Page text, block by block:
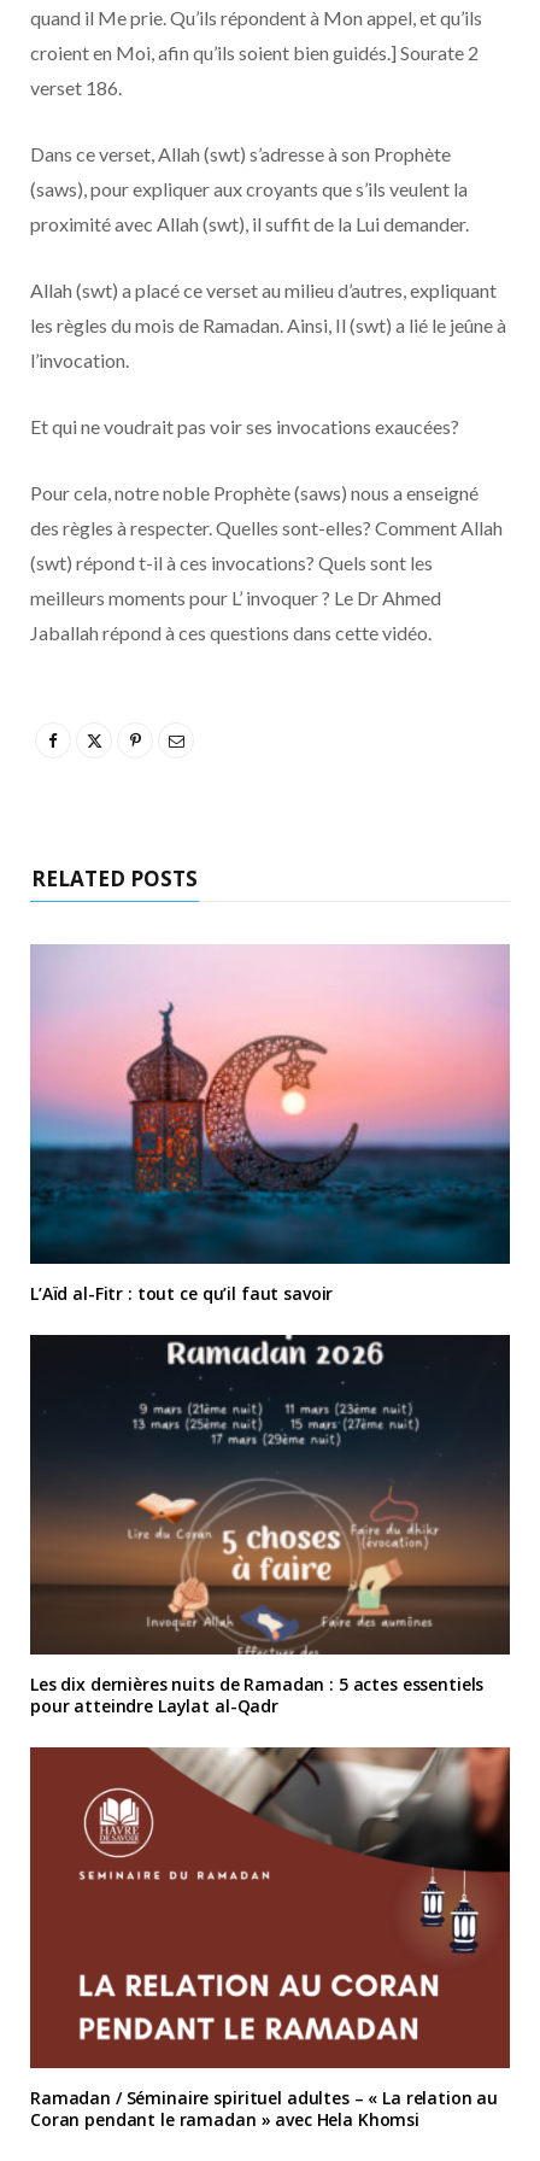
quand il Me prie. Qu’ils répondent à Mon appel, et qu’ils
croient en Moi, afin qu’ils soient bien guidés.] Sourate 2
verset 186.
Dans ce verset, Allah (swt) s’adresse à son Prophète
(saws), pour expliquer aux croyants que s’ils veulent la
proximité avec Allah (swt), il suffit de la Lui demander.
Allah (swt) a placé ce verset au milieu d’autres, expliquant
les règles du mois de Ramadan. Ainsi, Il (swt) a lié le jeûne à
l’invocation.
Et qui ne voudrait pas voir ses invocations exaucées?
Pour cela, notre noble Prophète (saws) nous a enseigné
des règles à respecter. Quelles sont-elles? Comment Allah
(swt) répond t-il à ces invocations? Quels sont les
meilleurs moments pour L’ invoquer ? Le Dr Ahmed
Jaballah répond à ces questions dans cette vidéo.
RELATED POSTS
L’Aïd al-Fitr : tout ce qu’il faut savoir
Les dix dernières nuits de Ramadan : 5 actes essentiels
pour atteindre Laylat al-Qadr
Ramadan / Séminaire spirituel adultes – « La relation au
Coran pendant le ramadan » avec Hela Khomsi